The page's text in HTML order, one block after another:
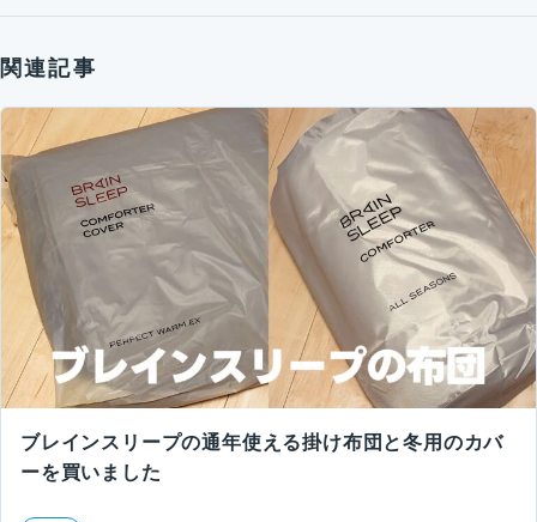
関連記事
ブレインスリープの通年使える掛け布団と冬用のカバ
ーを買いました